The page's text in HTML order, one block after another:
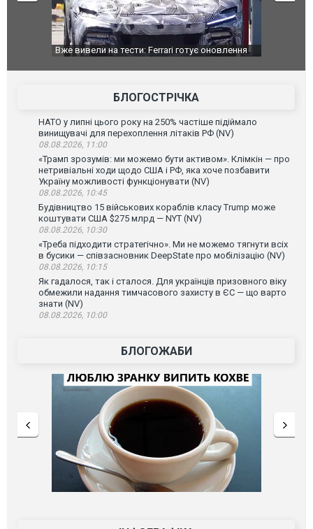
Вийшов трейлер нової екранізації легендарного
БЛОГОСТРІЧКА
НАТО у липні цього року на 250% частіше підіймало
винищувачі для перехоплення літаків РФ (NV)
08.08.2026, 11:00
«Трамп зрозумів: ми можемо бути активом». Клімкін — про
нетривіальні ходи щодо США і РФ, яка хоче позбавити
Україну можливості функціонувати (NV)
08.08.2026, 10:45
Будівництво 15 військових кораблів класу Trump може
коштувати США $275 млрд — NYT (NV)
08.08.2026, 10:30
«Треба підходити стратегічно». Ми не можемо тягнути всіх
в бусики — співзасновник DeepState про мобілізацію (NV)
08.08.2026, 10:15
Як гадалося, так і сталося. Для українців призовного віку
обмежили надання тимчасового захисту в ЄС — що варто
знати (NV)
08.08.2026, 10:00
БЛОГОЖАБИ